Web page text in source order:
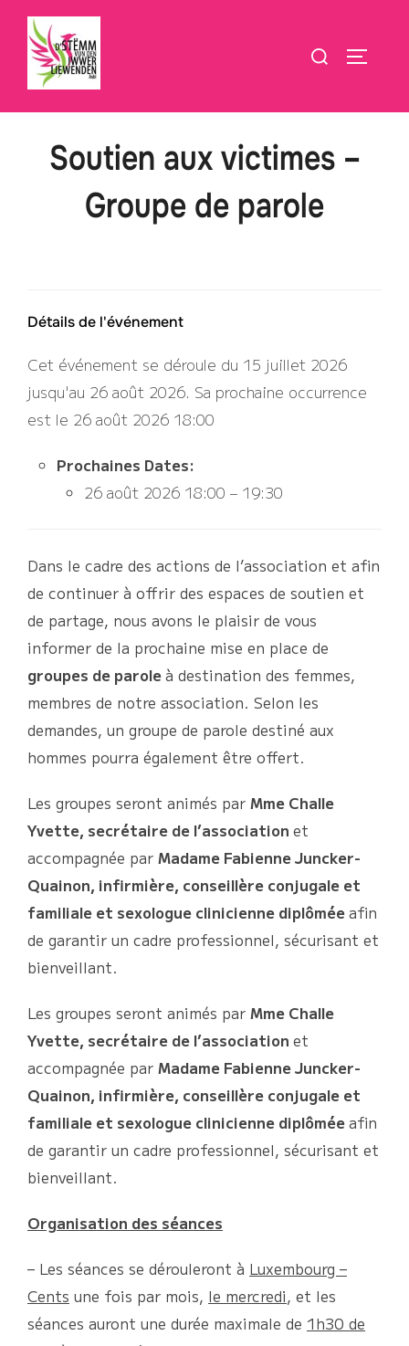
Aller
contenu
Rechercher :
Soutien aux victimes –
Groupe de parole
Détails de l'événement
Cet événement se déroule du 15 juillet 2026
jusqu'au 26 août 2026. Sa prochaine occurrence
est le 26 août 2026 18:00
Prochaines Dates:
26 août 2026 18:00 – 19:30
Dans le cadre des actions de l’association et afin
de continuer à offrir des espaces de soutien et
de partage, nous avons le plaisir de vous
informer de la prochaine mise en place de
groupes de paroleà destination des femmes,
membres de notre association. Selon les
demandes, un groupe de parole destiné aux
hommes pourra également être offert.
Les groupes seront animés par Mme Challe
Yvette, secrétaire de l’association et
accompagnée par Madame Fabienne Juncker-
Quainon, infirmière, conseillère conjugale et
familiale et sexologue clinicienne diplôméeafin
de garantir un cadre professionnel, sécurisant et
bienveillant.
Les groupes seront animés par Mme Challe
Yvette, secrétaire de l’association et
accompagnée par Madame Fabienne Juncker-
Quainon, infirmière, conseillère conjugale et
familiale et sexologue clinicienne diplôméeafin
de garantir un cadre professionnel, sécurisant et
bienveillant.
Organisation des séances
– Les séances se dérouleront à Luxembourg –
Cents une fois par mois, le mercredi, et les
séances auront une durée maximale de 1h30 de